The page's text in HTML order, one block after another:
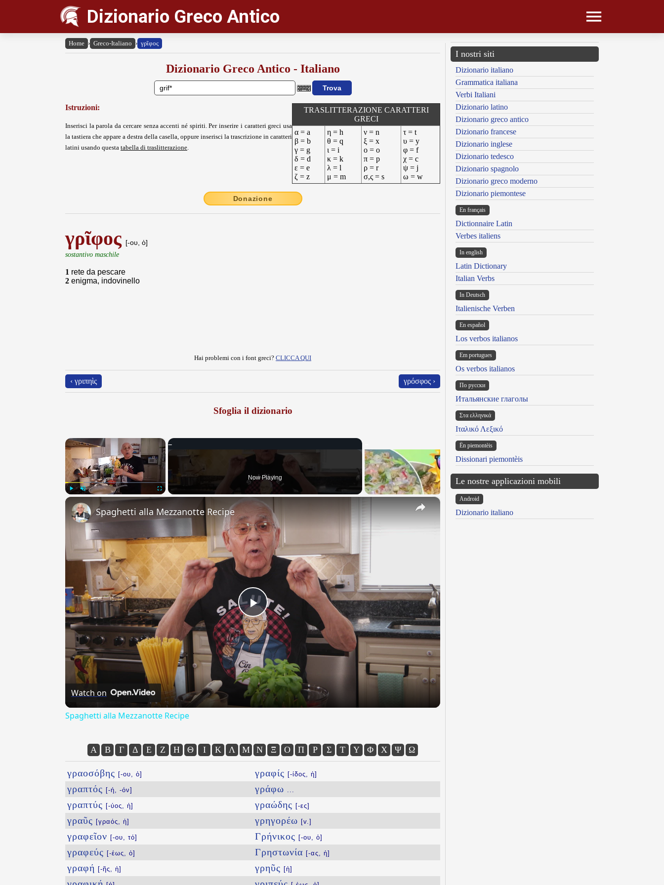
Dizionario Greco Antico
Home › Greco-Italiano › γρῖφος
Dizionario Greco Antico - Italiano
Istruzioni:
Inserisci la parola da cercare senza accenti né spiriti. Per inserire i caratteri greci usa
la tastiera che appare a destra della casella, oppure inserisci la trascrizione in caratteri
latini usando questa tabella di traslitterazione.
TRASLITTERAZIONE CARATTERI
GRECI
α = a
β = b
γ = g
δ = d
ε = e
ζ = z
η = h
θ = q
ι = i
κ = k
λ = l
μ = m
ν = n
ξ = x
ο = o
π = p
ρ = r
σ,ς = s
τ = t
υ = y
φ = f
χ = c
ψ = j
ω = w
Donazione
γρῖφος [-ου, ὁ]
sostantivo maschile
1 rete da pescare
2 enigma, indovinello
Hai problemi con i font greci? CLICCA QUI
‹ γριπηὶς γρόσφος ›
Sfoglia il dizionario
×
Fullscreen
Now Playing
×
Play
Video
Spaghetti alla Mezzanotte Recipe
Watch on
Spaghetti alla Mezzanotte Recipe
Α Β Γ Δ Ε Ζ Η Θ Ι Κ Λ Μ Ν Ξ Ο Π Ρ Σ Τ Υ Φ Χ Ψ Ω
γραοσόβης [-ου, ὁ]
γραπτός [-ή, -όν]
γραπτύς [-ύος, ἡ]
γραῦς [γραός, ἡ]
γραφεῖον [-ου, τό]
γραφεύς [-έως, ὁ]
γραφή [-ῆς, ἡ]
γραφίς [-ίδος, ἡ]
γράφω
γραώδης [-ες]
γρηγορέω [v.]
Γρήνικος [-ου, ὁ]
Γρηστωνία [-ας, ἡ]
γρηῦς [ἡ]
I nostri siti
Dizionario italiano
Grammatica italiana
Verbi Italiani
Dizionario latino
Dizionario greco antico
Dizionario francese
Dizionario inglese
Dizionario tedesco
Dizionario spagnolo
Dizionario greco moderno
Dizionario piemontese
En français
Dictionnaire Latin
Verbes italiens
In english
Latin Dictionary
Italian Verbs
In Deutsch
Italienische Verben
En español
Los verbos italianos
Em portugues
Os verbos italianos
По русски
Итальянские глаголы
Στα ελληνικά
Ιταλικό Λεξικό
Ën piemontèis
Dissionari piemontèis
Le nostre applicazioni mobili
Android
Dizionario italiano